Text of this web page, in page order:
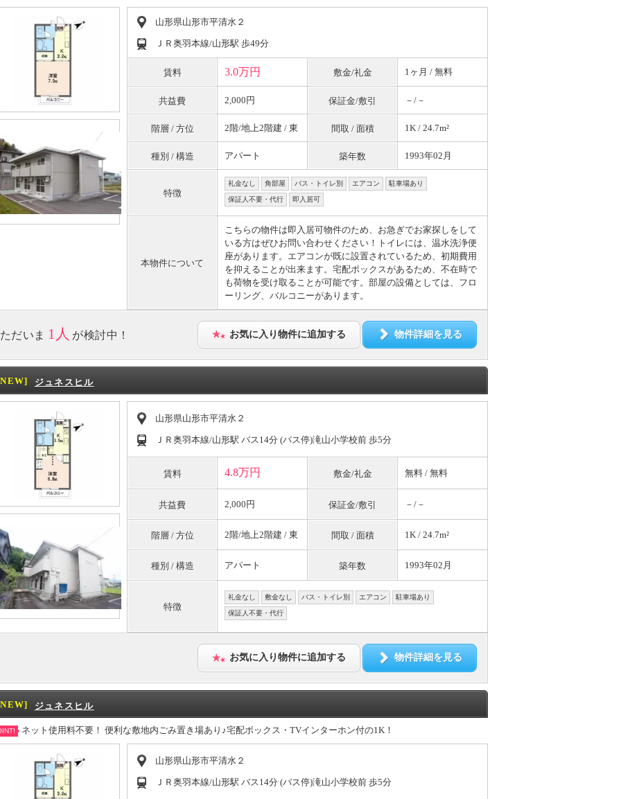
山形県山形市平清水２
ＪＲ奥羽本線/山形駅 歩49分
賃料 3.0万円 敷金/礼金 1ヶ月 / 無料
共益費 2,000円 保証金/敷引 －/－
階層 / 方位 2階/地上2階建 / 東 間取 / 面積 1K / 24.7m²
種別 / 構造 アパート 築年数 1993年02月
特徴
礼金なし 角部屋 バス・トイレ別 エアコン 駐車場あり
保証人不要・代行 即入居可
本物件について
こちらの物件は即入居可物件のため、お急ぎでお家探しをして
いる方はぜひお問い合わせください！トイレには、温水洗浄便
座があります。エアコンが既に設置されているため、初期費用
を抑えることが出来ます。宅配ボックスがあるため、不在時で
も荷物を受け取ることが可能です。部屋の設備としては、フロ
ーリング、バルコニーがあります。
ただいま 1人 が検討中！ お気に入り物件に追加する 物件詳細を見る
ジュネスヒル
山形県山形市平清水２
ＪＲ奥羽本線/山形駅 バス14分 (バス停)滝山小学校前 歩5分
賃料 4.8万円 敷金/礼金 無料 / 無料
共益費 2,000円 保証金/敷引 －/－
階層 / 方位 2階/地上2階建 / 東 間取 / 面積 1K / 24.7m²
種別 / 構造 アパート 築年数 1993年02月
特徴
礼金なし 敷金なし バス・トイレ別 エアコン 駐車場あり
保証人不要・代行
お気に入り物件に追加する 物件詳細を見る
ジュネスヒル
ネット使用料不要！ 便利な敷地内ごみ置き場あり♪宅配ボックス・TVインターホン付の1K！
山形県山形市平清水２
ＪＲ奥羽本線/山形駅 バス14分 (バス停)滝山小学校前 歩5分